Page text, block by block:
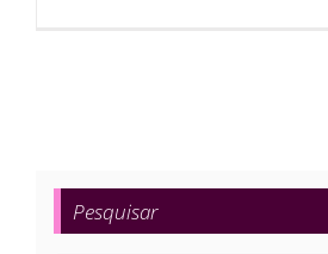
Pesquisar